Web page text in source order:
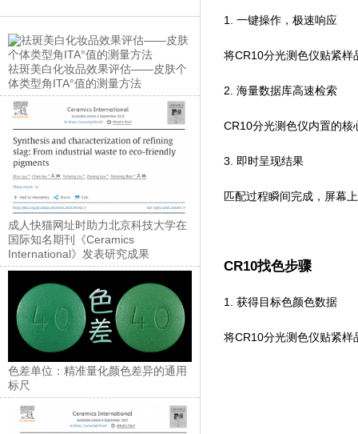
祛斑美白化妆品效果评估——皮肤个
体类型角ITA°值的测量方法
成人快猫网址时助力北京科技大学在
国际知名期刊《Ceramics
International》发表研究成果
色差单位：精准量化颜色差异的通用
标尺
1. 一键操作，极速响应
将CR10分光测色仪贴紧样品
2. 海量数据库高速检索
CR10分光测色仪内置的核
3. 即时呈现结果
匹配过程瞬间完成，屏
CR10找色步骤
1. 获得目标色颜色数据
将CR10分光测色仪贴紧样